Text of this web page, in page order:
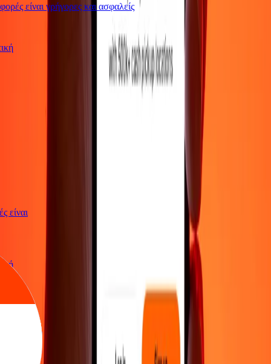
είναι γρήγορες και ασφαλείς
είναι